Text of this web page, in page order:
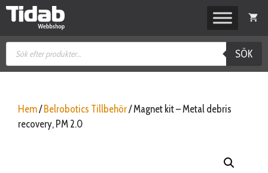
Hoppa
Produktsökning
SÖK
Hem/ Belrobotics Tillbehör/ Magnet kit – Metal debris
recovery, PM 2.0